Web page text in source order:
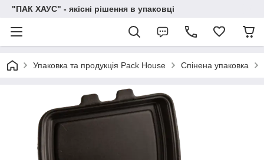
"ПАК ХАУС" - якісні рішення в упаковці
Упаковка та продукція Pack House Спінена упаковка